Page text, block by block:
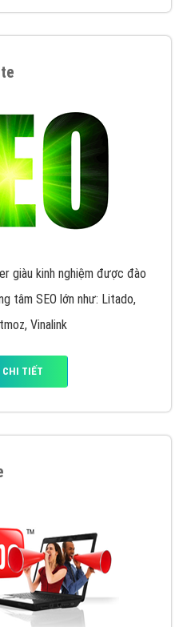
giàu kinh nghiệm được đào
tâm SEO lớn như: Litado,
Vinalink
CHI TIẾT